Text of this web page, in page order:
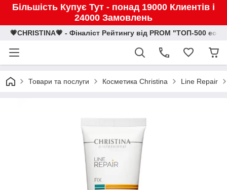
Більшість Купує Тут - понад 19000 Клиентів і
24000 Замовлень
💗CHRISTINA💗 - Фіналіст Рейтингу від PROM "ТОП-500
Товари та послуги Косметика Christina Line Repair